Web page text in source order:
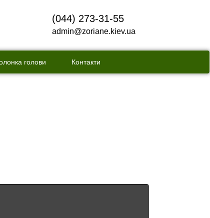
(044) 273-31-55
admin@zoriane.kiev.ua
голови Контакти